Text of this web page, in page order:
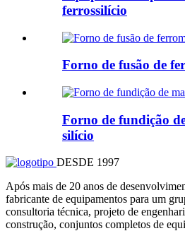
ferrossilício
Forno de fusão de
Forno de fundição
silício
DESDE 1997
Após mais de 20 anos de
fabricante de equipamentos para um
consultoria técnica, projeto de
construção, conjuntos completos de